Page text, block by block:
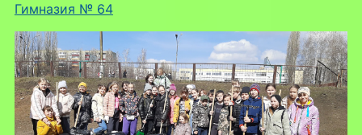
Гимназия № 64